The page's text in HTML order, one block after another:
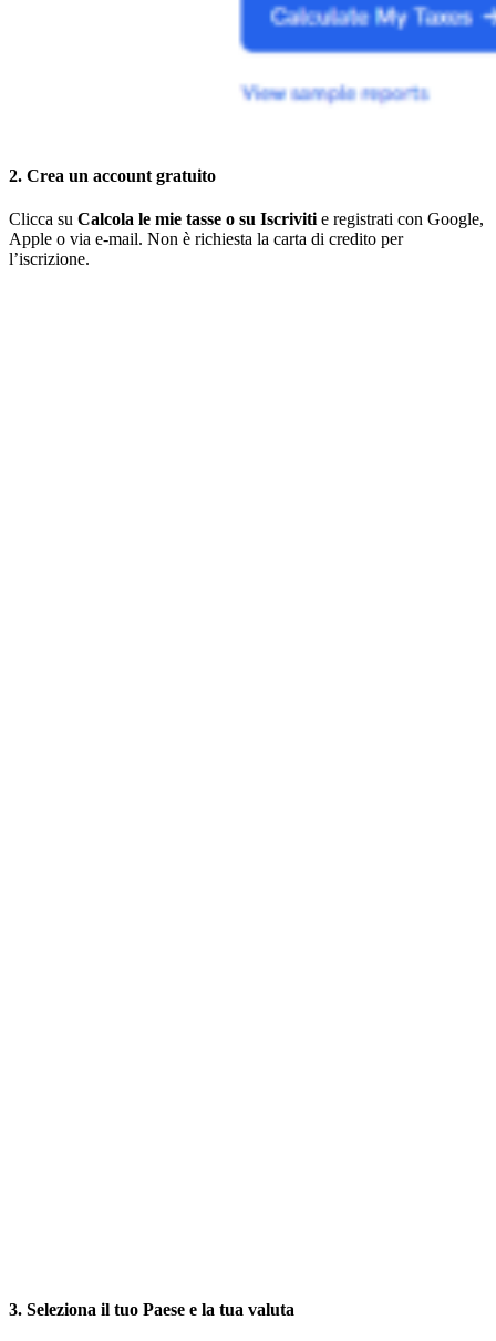
2. Crea un account gratuito
Clicca su Calcola le mie tasse o su Iscrivitie registrati con Google,
Apple o via e-mail. Non è richiesta la carta di credito per
l’iscrizione.
3. Seleziona il tuo Paese e la tua valuta